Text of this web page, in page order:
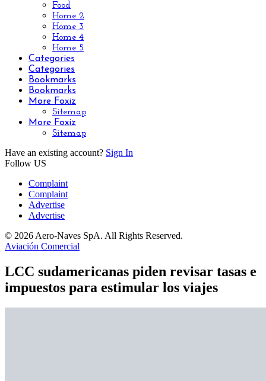
Food
Home 2
Home 3
Home 4
Home 5
Categories
Categories
Bookmarks
Bookmarks
More Foxiz
Sitemap
More Foxiz
Sitemap
Have an existing account? Sign In
Follow US
Complaint
Complaint
Advertise
Advertise
© 2026 Aero-Naves SpA. All Rights Reserved.
Aviación Comercial
LCC sudamericanas piden revisar tasas e
impuestos para estimular los viajes